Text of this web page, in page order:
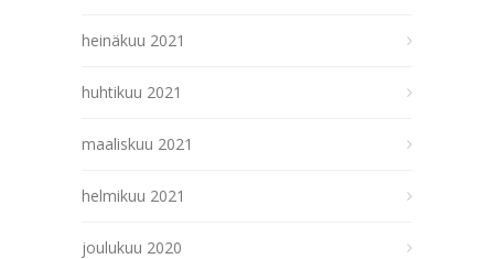
heinäkuu 2021
huhtikuu 2021
maaliskuu 2021
helmikuu 2021
joulukuu 2020